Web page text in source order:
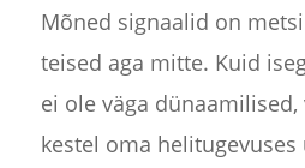
Mõned signaalid on
teised aga mitte. Kuid
ei ole väga
kestel oma